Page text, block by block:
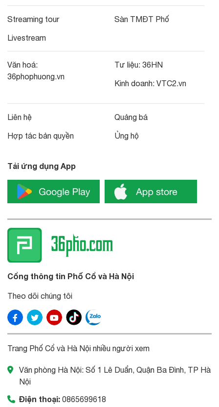
Streaming tour
Livestream
Sàn TMĐT Phố
Văn hoá:
36phophuong.vn
Tư liệu: 36HN
Kinh doanh: VTC2.vn
Liên hệ
Hợp tác bản quyền
Quảng bá
Ủng hộ
Tải ứng dụng App
Cổng thông tin Phố Cổ và Hà Nội
Theo dõi chúng tôi
Trang Phố Cổ và Hà Nội nhiều người xem
Văn phòng Hà Nội: Số 1 Lê Duẩn, Quận Ba Đình, TP Hà
Nội
Điện thoại: 0865699618